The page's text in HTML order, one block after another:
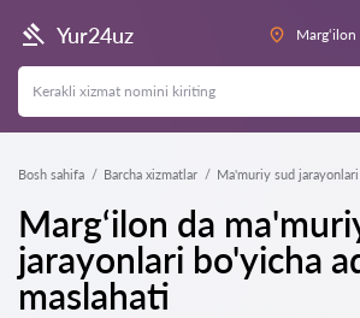
Yur24uz Marg‘ilon
Bosh sahifa Barcha xizmatlar Ma'muriy sud jarayonlari
Marg‘ilon da
jarayonlari bo'yicha
maslahati